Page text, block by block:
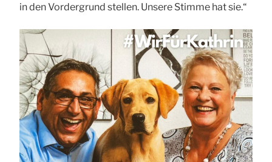
in den Vordergrund stellen. Unsere Stimme hat sie.“